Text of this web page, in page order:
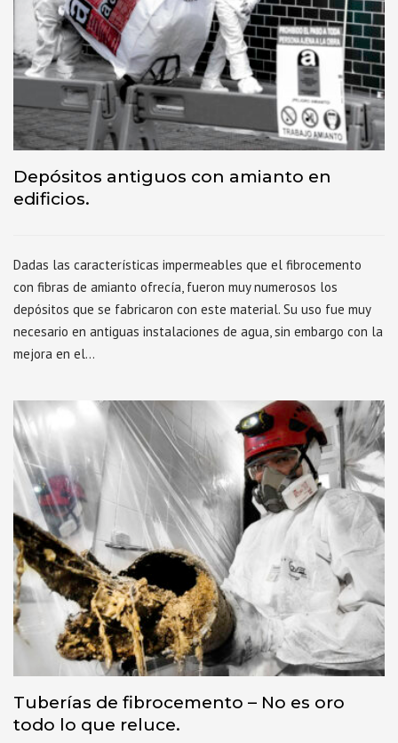
Depósitos antiguos con amianto en
edificios.
Dadas las características impermeables que el fibrocemento
con fibras de amianto ofrecía, fueron muy numerosos los
depósitos que se fabricaron con este material. Su uso fue muy
necesario en antiguas instalaciones de agua, sin embargo con la
mejora en el…
Tuberías de fibrocemento – No es oro
todo lo que reluce.